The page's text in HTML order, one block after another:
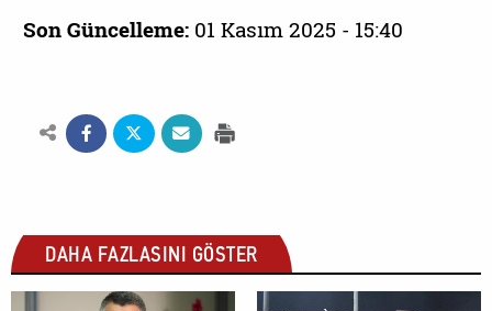
Son Güncelleme: 01 Kasım 2025 - 15:40
DAHA FAZLASINI GÖSTER
DÜNYA